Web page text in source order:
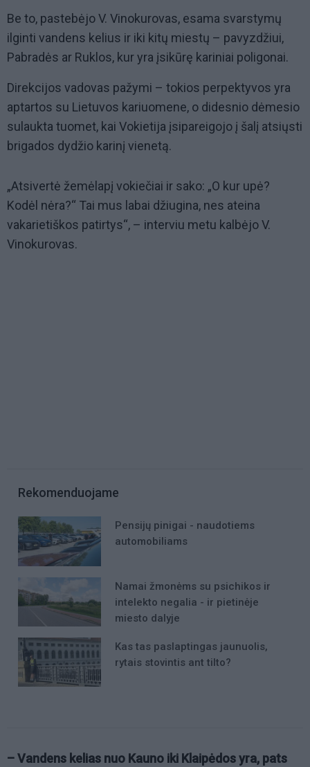
Be to, pastebėjo V. Vinokurovas, esama svarstymų
ilginti vandens kelius ir iki kitų miestų – pavyzdžiui,
Pabradės ar Ruklos, kur yra įsikūrę kariniai poligonai.
Direkcijos vadovas pažymi – tokios perpektyvos yra
aptartos su Lietuvos kariuomene, o didesnio dėmesio
sulaukta tuomet, kai Vokietija įsipareigojo į šalį atsiųsti
brigados dydžio karinį vienetą.
„Atsivertė žemėlapį vokiečiai ir sako: „O kur upė?
Kodėl nėra?“ Tai mus labai džiugina, nes ateina
vakarietiškos patirtys“, – interviu metu kalbėjo V.
Vinokurovas.
Rekomenduojame
Pensijų pinigai - naudotiems
automobiliams
Namai žmonėms su psichikos ir
intelekto negalia - ir pietinėje
miesto dalyje
Kas tas paslaptingas jaunuolis,
rytais stovintis ant tilto?
– Vandens kelias nuo Kauno iki Klaipėdos yra, pats